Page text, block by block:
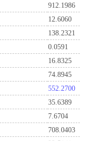
912.1986
12.6060
138.2321
0.0591
16.8325
74.8945
552.2700
35.6389
7.6704
708.0403